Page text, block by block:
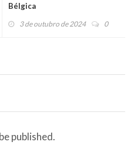
Bélgica
3 de outubro de 2024 0
published.